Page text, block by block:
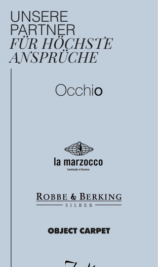
UNSERE
PARTNER
FÜR HÖCHSTE
ANSPRÜCHE